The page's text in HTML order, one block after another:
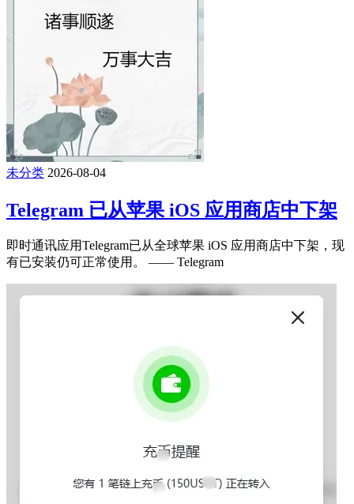
未分类 2026-08-04
Telegram 已从苹果 iOS 应用商店中下架
即时通讯应用Telegram已从全球苹果 iOS 应用商店中下架，现
有已安装仍可正常使用。 —— Telegram